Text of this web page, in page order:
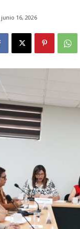
junio 16, 2026